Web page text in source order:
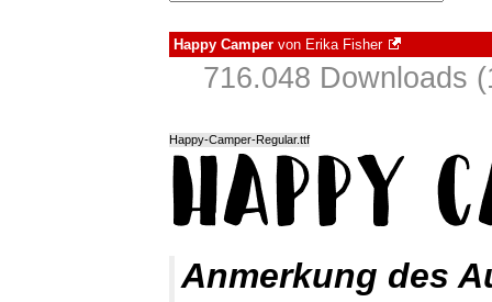
Happy Camper von Erika Fisher
716.048 Downloads
Happy-Camper-Regular.ttf
Anmerkung des